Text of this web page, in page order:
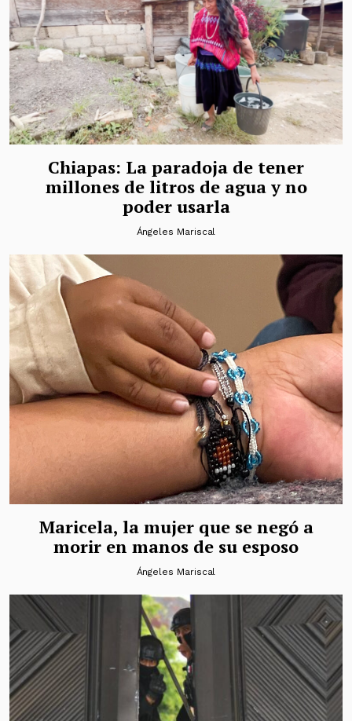
Chiapas: La paradoja de tener
millones de litros de agua y no
poder usarla
Ángeles Mariscal
Maricela, la mujer que se negó a
morir en manos de su esposo
Ángeles Mariscal